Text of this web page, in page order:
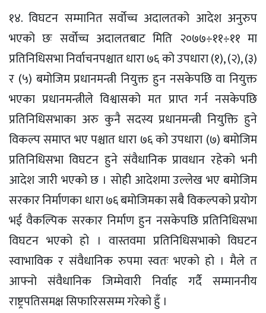
१४. विघटन सम्मानित सर्वोच्च अदालतको आदेश अनुरुप
भएको छः सर्वोच्च अदालतबाट मिति २०७७÷११÷११ मा
प्रतिनिधिसभा निर्वाचनपश्चात धारा ७६ को उपधारा (१), (२), (३)
र (५) बमोजिम प्रधानमन्त्री नियुक्त हुन नसकेपछि वा नियुक्त
भएका प्रधानमन्त्रीले विश्वासको मत प्राप्त गर्न नसकेपछि
प्रतिनिधिसभाका अरु कुनै सदस्य प्रधानमन्त्री नियुक्ति हुने
विकल्प समाप्त भए पश्चात धारा ७६ को उपधारा (७) बमोजिम
प्रतिनिधिसभा विघटन हुने संवैधानिक प्रावधान रहेको भनी
आदेश जारी भएको छ । सोही आदेशमा उल्लेख भए बमोजिम
सरकार निर्माणका धारा ७६ बमोजिमका सबै विकल्पको प्रयोग
भई वैकल्पिक सरकार निर्माण हुन नसकेपछि प्रतिनिधिसभा
विघटन भएको हो । वास्तवमा प्रतिनिधिसभाको विघटन
स्वाभाविक र संवैधानिक रुपमा स्वतः भएको हो । मैले त
आफ्नो संवैधानिक जिम्मेवारी निर्वाह गर्दै सम्माननीय
राष्ट्रपतिसमक्ष सिफारिससम्म गरेको हुँ ।